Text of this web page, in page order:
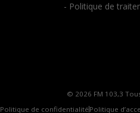
- Politique de
© 2026 FM 103,3
Politique de confidentialité Politique